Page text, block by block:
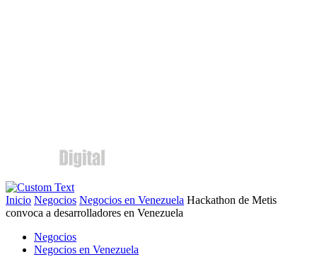
Inicio Negocios Negocios en Venezuela Hackathon de Metis
convoca a desarrolladores en Venezuela
Negocios
Negocios en Venezuela